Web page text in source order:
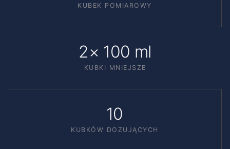
KUBEK POMIAROWY
2× 100 ml
KUBKI MNIEJSZE
10
KUBKÓW DOZUJĄCYCH